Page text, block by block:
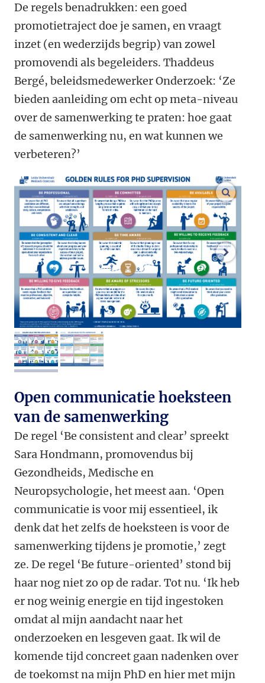
De regels benadrukken: een goed
promotietraject doe je samen, en vraagt
inzet (en wederzijds begrip) van zowel
promovendi als begeleiders. Thaddeus
Bergé, beleidsmedewerker Onderzoek: ‘Ze
bieden aanleiding om echt op meta-niveau
over de samenwerking te praten: hoe gaat
de samenwerking nu, en wat kunnen we
verbeteren?’
afbeelding 1afbeelding 2
Open communicatie hoeksteen
van de samenwerking
De regel ‘Be consistent and clear’ spreekt
Sara Hondmann, promovendus bij
Gezondheids, Medische en
Neuropsychologie, het meest aan. ‘Open
communicatie is voor mij essentieel, ik
denk dat het zelfs de hoeksteen is voor de
samenwerking tijdens je promotie,’ zegt
ze. De regel ‘Be future-oriented’ stond bij
haar nog niet zo op de radar. Tot nu. ‘Ik heb
er nog weinig energie en tijd ingestoken
omdat al mijn aandacht naar het
onderzoeken en lesgeven gaat. Ik wil de
komende tijd concreet gaan nadenken over
de toekomst na mijn PhD en hier met mijn